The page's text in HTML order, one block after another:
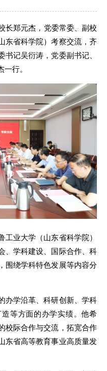
长郑元杰，党委常委、副校
东省科学院）考察交流，齐
记吴衍涛，党委副书记、
行。
业大学（山东省科学院）
、学科建设、国际合作、科
围绕学科特色发展等内容分
办学沿革、科研创新、学科
等方面的办学实绩。他希
校际合作与交流，拓宽合作
东省高等教育事业高质量发